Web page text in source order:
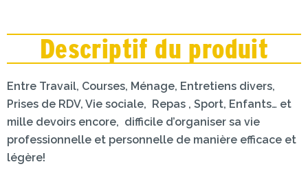
Descriptif du produit
Entre Travail, Courses, Ménage, Entretiens divers,
Prises de RDV, Vie sociale, Repas , Sport, Enfants… et
mille devoirs encore, difficile d’organiser sa vie
professionnelle et personnelle de manière efficace et
légère!